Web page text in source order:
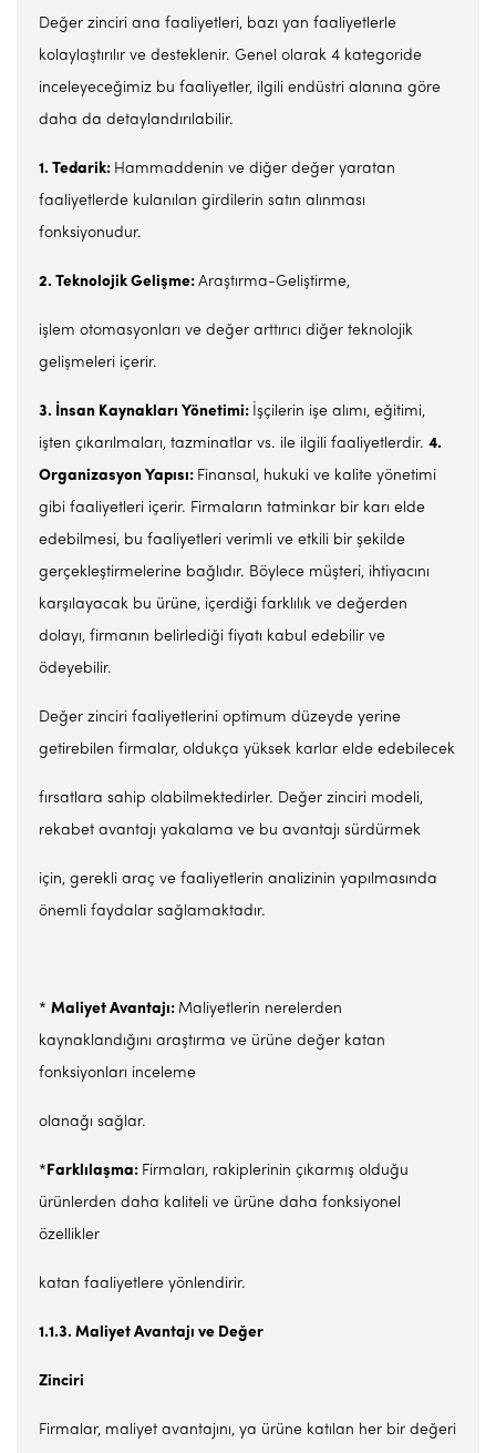
Değer zinciri ana faaliyetleri, bazı yan faaliyetlerle
kolaylaştırılır ve desteklenir. Genel olarak 4 kategoride
inceleyeceğimiz bu faaliyetler, ilgili endüstri alanına göre
daha da detaylandırılabilir.
1. Tedarik: Hammaddenin ve diğer değer yaratan
faaliyetlerde kulanılan girdilerin satın alınması
fonksiyonudur.
2. Teknolojik Gelişme: Araştırma-Geliştirme,
işlem otomasyonları ve değer arttırıcı diğer teknolojik
gelişmeleri içerir.
3. İnsan Kaynakları Yönetimi: İşçilerin işe alımı, eğitimi,
işten çıkarılmaları, tazminatlar vs. ile ilgili faaliyetlerdir. 4.
Organizasyon Yapısı: Finansal, hukuki ve kalite yönetimi
gibi faaliyetleri içerir. Firmaların tatminkar bir karı elde
edebilmesi, bu faaliyetleri verimli ve etkili bir şekilde
gerçekleştirmelerine bağlıdır. Böylece müşteri, ihtiyacını
karşılayacak bu ürüne, içerdiği farklılık ve değerden
dolayı, firmanın belirlediği fiyatı kabul edebilir ve
ödeyebilir.
Değer zinciri faaliyetlerini optimum düzeyde yerine
getirebilen firmalar, oldukça yüksek karlar elde edebilecek
fırsatlara sahip olabilmektedirler. Değer zinciri modeli,
rekabet avantajı yakalama ve bu avantajı sürdürmek
için, gerekli araç ve faaliyetlerin analizinin yapılmasında
önemli faydalar sağlamaktadır.
* Maliyet Avantajı: Maliyetlerin nerelerden
kaynaklandığını araştırma ve ürüne değer katan
fonksiyonları inceleme
olanağı sağlar.
*Farklılaşma: Firmaları, rakiplerinin çıkarmış olduğu
ürünlerden daha kaliteli ve ürüne daha fonksiyonel
özellikler
katan faaliyetlere yönlendirir.
1.1.3. Maliyet Avantajı ve Değer
Zinciri
Firmalar, maliyet avantajını, ya ürüne katılan her bir değeri